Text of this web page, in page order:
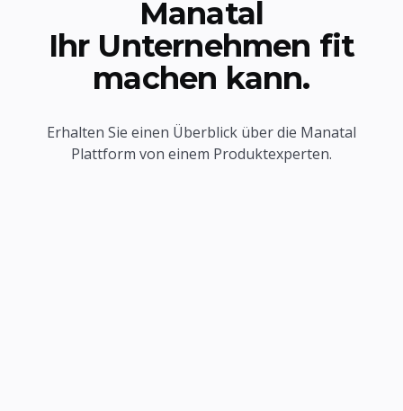
Manatal
Ihr Unternehmen fit
machen kann.
Erhalten Sie einen Überblick über die Manatal
Plattform von einem Produktexperten.